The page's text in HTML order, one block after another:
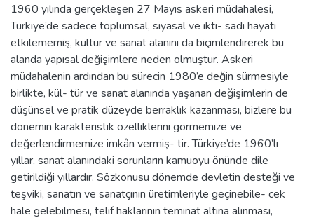
1960 yılında gerçekleşen 27 Mayıs askeri müdahalesi,
Türkiye’de sadece toplumsal, siyasal ve ikti- sadi hayatı
etkilememiş, kültür ve sanat alanını da biçimlendirerek bu
alanda yapısal değişimlere neden olmuştur. Askeri
müdahalenin ardından bu sürecin 1980’e değin sürmesiyle
birlikte, kül- tür ve sanat alanında yaşanan değişimlerin de
düşünsel ve pratik düzeyde berraklık kazanması, bizlere bu
dönemin karakteristik özelliklerini görmemize ve
değerlendirmemize imkân vermiş- tir. Türkiye’de 1960’lı
yıllar, sanat alanındaki sorunların kamuoyu önünde dile
getirildiği yıllardır. Sözkonusu dönemde devletin desteği ve
teşviki, sanatın ve sanatçının üretimleriyle geçinebile- cek
hale gelebilmesi, telif haklarının teminat altına alınması,